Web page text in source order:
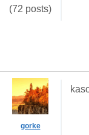
(72 posts)
gorke